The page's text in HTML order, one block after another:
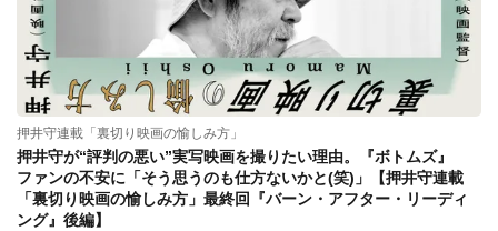
押井守連載「裏切り映画の愉しみ方」
押井守が“評判の悪い”実写映画を撮りたい理由。『ボトムズ』
ファンの不安に「そう思うのも仕方ないかと(笑)」【押井守連載
「裏切り映画の愉しみ方」最終回『バーン・アフター・リーディ
ング』後編】